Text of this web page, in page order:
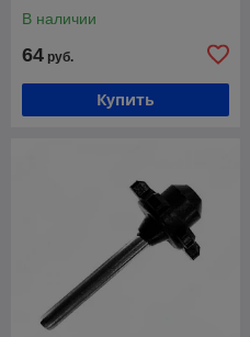
В наличии
64 руб.
Купить